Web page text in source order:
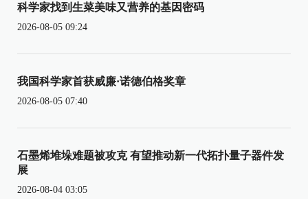
科学家找到生菜美味又营养的基因密码
2026-08-05 09:24
我国科学家首获威廉·诺德伯格奖章
2026-08-05 07:40
石墨烯堆垛难题被攻克 有望推动新一代拓扑量子器件发
展
2026-08-04 03:05